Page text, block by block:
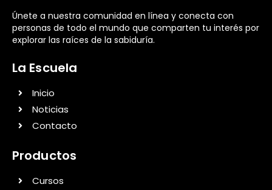
Únete a nuestra comunidad en línea y conecta con
personas de todo el mundo que comparten tu interés por
explorar las raíces de la sabiduría.
La Escuela
Inicio
Noticias
Contacto
Productos
Cursos